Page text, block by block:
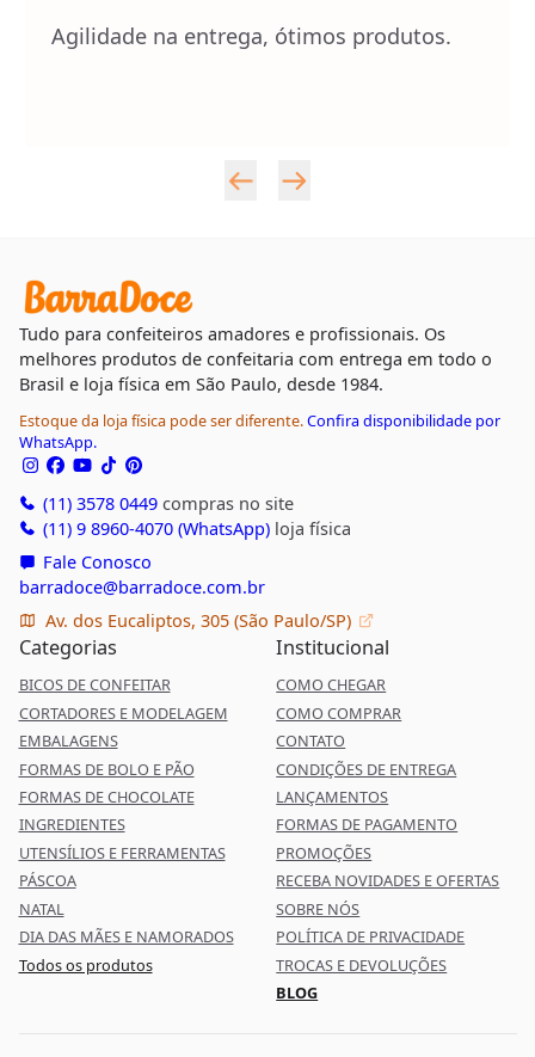
Agilidade na entrega, ótimos produtos.
Tudo para confeiteiros amadores e profissionais. Os
melhores produtos de confeitaria com entrega em todo o
Brasil e loja física em São Paulo, desde 1984.
Estoque da loja física pode ser diferente.Confira disponibilidade por
WhatsApp.
(11) 3578 0449compras no site
(11) 9 8960-4070 (WhatsApp)loja física
Fale Conosco
barradoce@barradoce.com.br
Av. dos Eucaliptos, 305 (São Paulo/SP)
Categorias
BICOS DE CONFEITAR
CORTADORES E MODELAGEM
EMBALAGENS
FORMAS DE BOLO E PÃO
FORMAS DE CHOCOLATE
INGREDIENTES
UTENSÍLIOS E FERRAMENTAS
PÁSCOA
NATAL
DIA DAS MÃES E NAMORADOS
Todos os produtos
Institucional
COMO CHEGAR
COMO COMPRAR
CONTATO
CONDIÇÕES DE ENTREGA
LANÇAMENTOS
FORMAS DE PAGAMENTO
PROMOÇÕES
RECEBA NOVIDADES E OFERTAS
SOBRE NÓS
POLÍTICA DE PRIVACIDADE
TROCAS E DEVOLUÇÕES
BLOG